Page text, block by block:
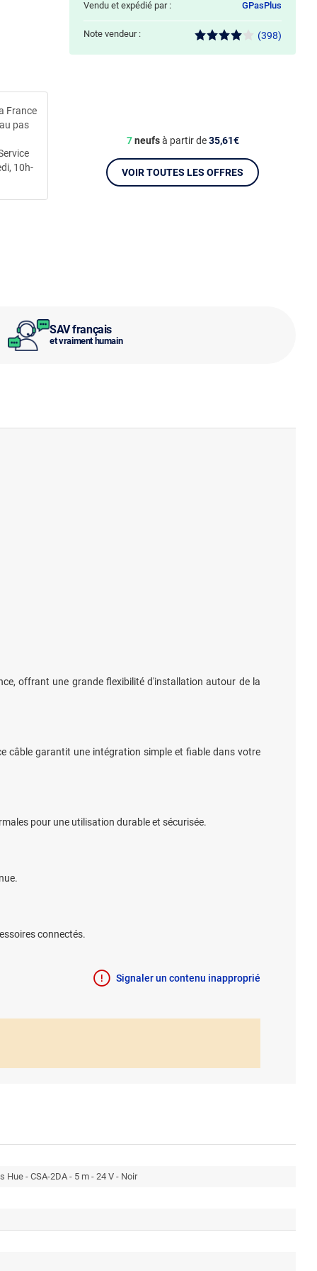
SAV français
et vraiment humain
France
pas
10h-
Vendu et expédié par : GPasPlus
Note vendeur : (398)
7neufsà partir de35,61€
VOIR TOUTES LES OFFRES
offrant une grande flexibilité d'installation autour de la
câble garantit une intégration simple et fiable dans votre
pour une utilisation durable et sécurisée.
connectés.
Signaler un contenu inapproprié
Hue - CSA-2DA - 5 m - 24 V - Noir